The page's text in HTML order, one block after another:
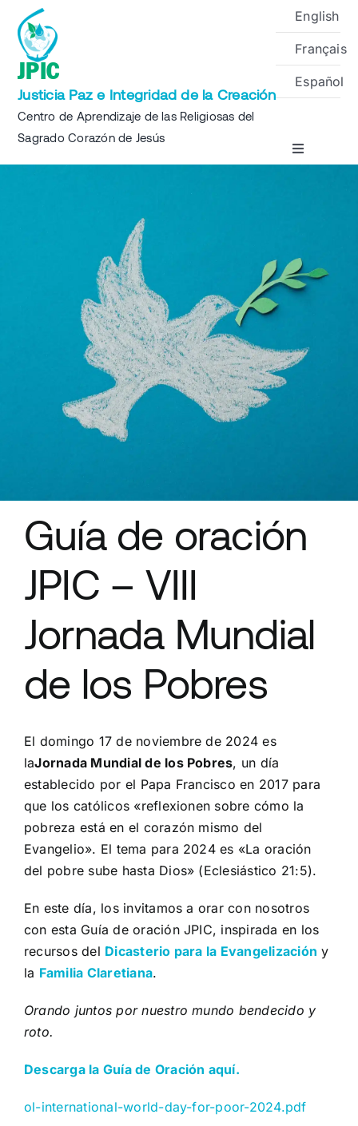
content
JPIC
Justicia Paz e Integridad de la Creación
Centro de Aprendizaje de las Religiosas del
Sagrado Corazón de Jesús
English
Français
Español
Toggle
Recursos
Guía de oración
JPIC – VIII
Jornada Mundial
de los Pobres
El domingo 17 de noviembre de 2024 es
laJornada Mundial de los Pobres, un día
establecido por el Papa Francisco en 2017 para
que los católicos «reflexionen sobre cómo la
pobreza está en el corazón mismo del
Evangelio». El tema para 2024 es «La oración
del pobre sube hasta Dios» (Eclesiástico 21:5).
En este día, los invitamos a orar con nosotros
con esta Guía de oración JPIC, inspirada en los
recursos del Dicasterio para la Evangelización y
la Familia Claretiana.
Orando juntos por nuestro mundo bendecido y
roto.
Descarga la Guía de Oración aquí.
ol-international-world-day-for-poor-2024.pdf